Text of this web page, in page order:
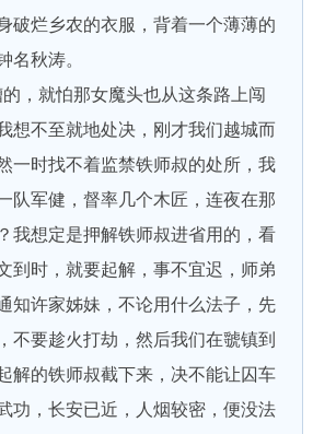
破烂乡农的衣服，背着一个薄薄的
名秋涛。
就怕那女魔头也从这条路上闯
想不至就地处决，刚才我们越城而
一时找不着监禁铁师叔的处所，我
队军健，督率几个木匠，连夜在那
我想定是押解铁师叔进省用的，看
到时，就要起解，事不宜迟，师弟
知许家姊妹，不论用什么法子，先
不要趁火打劫，然后我们在虢镇到
解的铁师叔截下来，决不能让囚车
功，长安已近，人烟较密，便没法